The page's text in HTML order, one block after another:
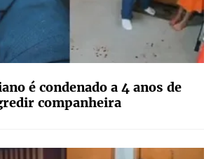
é condenado a 4 anos de
companheira